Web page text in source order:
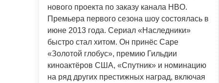
нового проекта по заказу канала HBO.
Премьера первого сезона шоу состоялась в
июне 2013 года. Сериал «Наследники»
быстро стал хитом. Он принёс Саре
«Золотой глобус», премию Гильдии
киноактёров США, «Спутник» и номинацию
на ряд других престижных наград, включая